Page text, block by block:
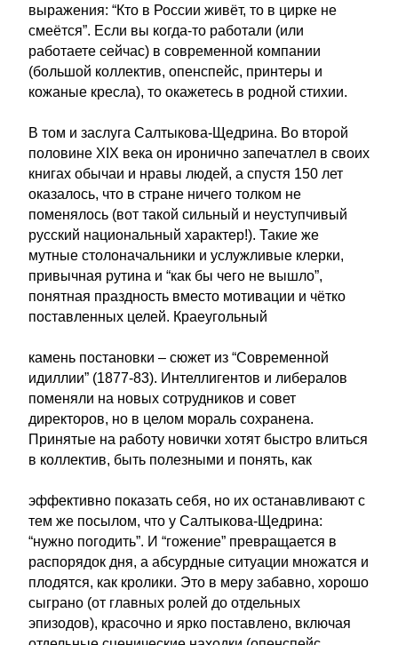
выражения: “Кто в России живёт, то в цирке не
смеётся”. Если вы когда-то работали (или
работаете сейчас) в современной компании
(большой коллектив, опенспейс, принтеры и
кожаные кресла), то окажетесь в родной стихии.
В том и заслуга Салтыкова-Щедрина. Во второй
половине XIX века он иронично запечатлел в своих
книгах обычаи и нравы людей, а спустя 150 лет
оказалось, что в стране ничего толком не
поменялось (вот такой сильный и неуступчивый
русский национальный характер!). Такие же
мутные столоначальники и услужливые клерки,
привычная рутина и “как бы чего не вышло”,
понятная праздность вместо мотивации и чётко
поставленных целей. Краеугольный
камень постановки – сюжет из “Современной
идиллии” (1877-83). Интеллигентов и либералов
поменяли на новых сотрудников и совет
директоров, но в целом мораль сохранена.
Принятые на работу новички хотят быстро влиться
в коллектив, быть полезными и понять, как
эффективно показать себя, но их останавливают с
тем же посылом, что у Салтыкова-Щедрина:
“нужно погодить”. И “гожение” превращается в
распорядок дня, а абсурдные ситуации множатся и
плодятся, как кролики. Это в меру забавно, хорошо
сыграно (от главных ролей до отдельных
эпизодов), красочно и ярко поставлено, включая